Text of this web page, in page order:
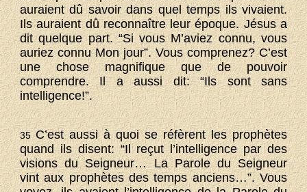
auraient dû savoir dans quel temps ils vivaient.
Ils auraient dû reconnaître leur époque. Jésus a
dit quelque part. “Si vous M’aviez connu, vous
auriez connu Mon jour”. Vous comprenez? C’est
une chose magnifique que de pouvoir
comprendre. Il a aussi dit: “Ils sont sans
intelligence!”.
35C’est aussi à quoi se réfèrent les prophètes
quand ils disent: “Il reçut l’intelligence par des
visions du Seigneur… La Parole du Seigneur
vint aux prophètes des temps anciens…”. Vous